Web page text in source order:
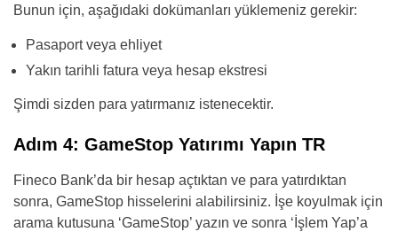
Bunun için, aşağıdaki dokümanları yüklemeniz gerekir:
Pasaport veya ehliyet
Yakın tarihli fatura veya hesap ekstresi
Şimdi sizden para yatırmanız istenecektir.
Adım 4: GameStop Yatırımı Yapın TR
Fineco Bank’da bir hesap açtıktan ve para yatırdıktan
sonra, GameStop hisselerini alabilirsiniz. İşe koyulmak için
arama kutusuna ‘GameStop’ yazın ve sonra ‘İşlem Yap’a